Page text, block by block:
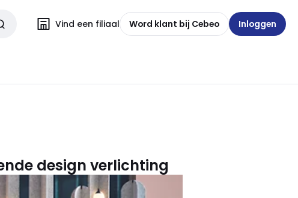
Vind een filiaal Word klant bij Cebeo Inloggen
design verlichting